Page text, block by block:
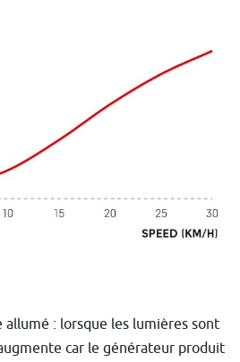
allumé : lorsque les lumières sont
car le générateur produit